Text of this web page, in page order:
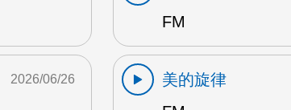
FM
2026/06/26
美的旋律